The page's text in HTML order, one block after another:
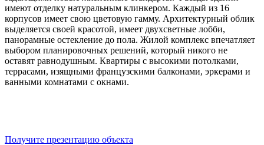
имеют отделку натуральным клинкером. Каждый из 16
корпусов имеет свою цветовую гамму. Архитектурный облик
выделяется своей красотой, имеет двухсветные лобби,
панорамные остекление до пола. Жилой комплекс впечатляет
выбором планировочных решений, который никого не
оставят равнодушным. Квартиры с высокими потолками,
террасами, изящными французскими балконами, эркерами и
ванными комнатами с окнами.
Получите презентацию объекта